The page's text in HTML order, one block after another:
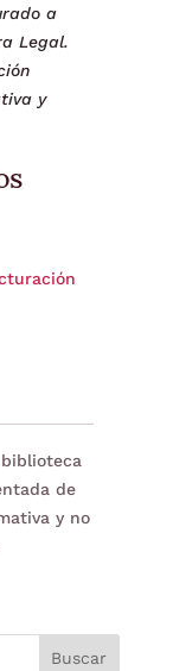
a
Legal.
y
de
y no